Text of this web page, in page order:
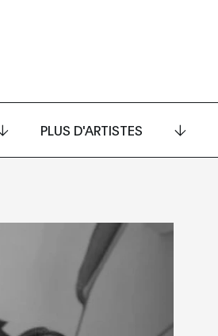
PLUS D'ARTISTES